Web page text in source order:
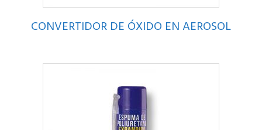
CONVERTIDOR DE ÓXIDO EN AEROSOL